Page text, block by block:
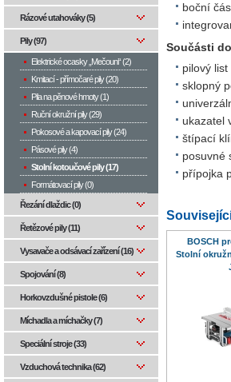
boční
Součásti
pilový
sklopný
ukazatel
štípací
posuvné
přípojka
BOSCH
Stolní
Rázové utahováky (5)
Pily (97)
Elektrické ocasky „Mečouni“ (2)
Kmitací - přímočaré pily (20)
Pila na pěnové hmoty (1)
Ruční okružní pily (29)
Pokosové a kapovací pily (24)
Pásové pily (4)
Stolní kotoučové pily (17)
Formátovací pily (0)
Řezání dlaždic (0)
Řetězové pily (11)
Vysavače a odsávací zařízení (16)
Spojování (8)
Horkovzdušné pistole (6)
Míchadla a míchačky (7)
Speciální stroje (33)
Vzduchová technika (62)